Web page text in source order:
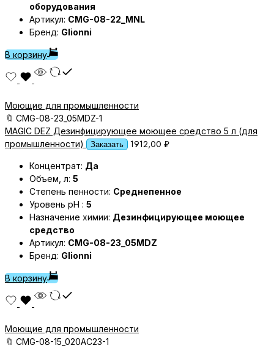
оборудования
Артикул: CMG-08-22_MNL
Бренд: Glionni
В корзину
Моющие для промышленности
🔖 CMG-08-23_05MDZ-1
MAGIC DEZ Дезинфицирующее моющее средство 5 л (для
промышленности)
Заказать 1912,00 ₽
Концентрат: Да
Объем, л: 5
Степень пенности: Среднепенное
Уровень pH : 5
Назначение химии: Дезинфицирующее моющее
средство
Артикул: CMG-08-23_05MDZ
Бренд: Glionni
В корзину
Моющие для промышленности
🔖 CMG-08-15_020AC23-1